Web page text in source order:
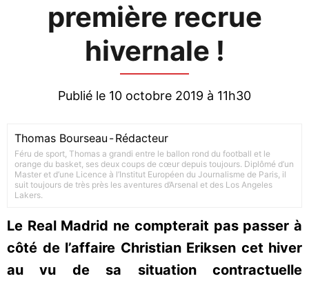
première recrue
hivernale !
Publié le 10 octobre 2019 à 11h30
Thomas Bourseau -Rédacteur
Féru de sport, Thomas a grandi entre le ballon rond du football et le
orange du basket, ses deux coups de cœur depuis toujours. Diplômé d’un
Master et d’une Licence à l’Institut Européen du Journalisme de Paris, il
suit toujours de très près les aventures d’Arsenal et des Los Angeles
Lakers.
Le Real Madrid ne compterait pas passer à
côté de l’affaire Christian Eriksen cet hiver
au vu de sa situation contractuelle